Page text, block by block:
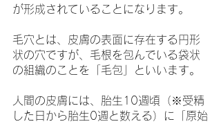
が形成されていることになります。
毛穴とは、皮膚の表面に存在する円形
状の穴ですが、毛根を包んでいる袋状
の組織のことを「毛包」といいます。
人間の皮膚には、胎生10週頃（※受精
した日から胎生0週と数える）に「原始